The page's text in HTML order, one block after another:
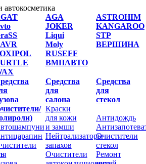
AGA
JOKER
Liqui
Moly
RUSEFF
ВМПАВТО
ASTROHIM
KANGAROO
STP
ВЕРШИНА
Средства
для
салона
Краски
для кожи
и замши
Нейтрализаторы
запахов
Очистители
Средства
для
стекол
Антидождь
Очистители
стекол
Ремонт